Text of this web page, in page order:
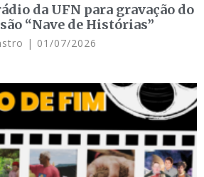
da UFN para gravação do
“Nave de Histórias”
01/07/2026